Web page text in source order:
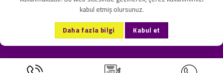
KVKK ve Gizlilik Sözleşmesi S.S.S. İletişim
Copyright 2026 ©Onlipr Teknoloji ve Ticaret A.Ş.
kabul etmiş olursunuz.
Daha fazla bilgi Kabul et